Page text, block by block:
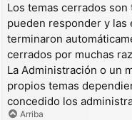
Los temas cerrados
pueden responder y las
terminaron
cerrados por muchas
La Administración o un
propios temas
concedido los
Arriba